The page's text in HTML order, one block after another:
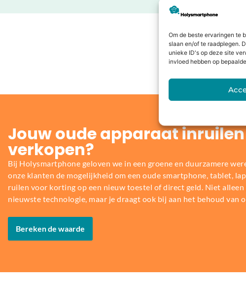
Om de beste ervaringen te
slaan en/of te raadplegen.
unieke ID's op deze site
invloed hebben op
Jouw oude apparaat
verkopen?
Bij Holysmartphone geloven we in een groene en duurzamere
onze klanten de mogelijkheid om een oude smartphone, tablet,
ruilen voor korting op een nieuw toestel of direct geld. Niet
nieuwste technologie, maar je draagt ook bij aan het behoud van
Bereken de waarde